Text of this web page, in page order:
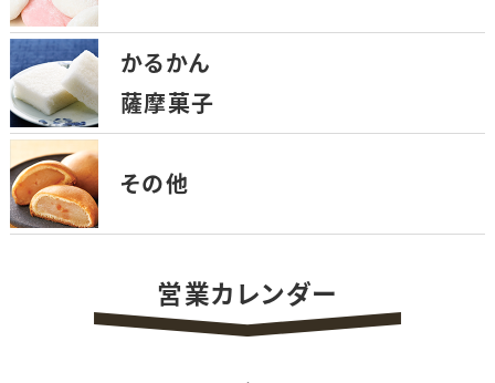
かるかん
薩摩菓子
その他
営業カレンダー